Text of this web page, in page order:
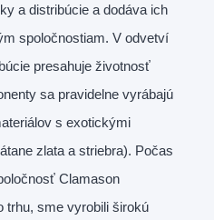
a distribúcie a dodáva ich
spoločnostiam. V odvetví
presahuje životnosť
sa pravidelne vyrábajú
s exotickými
zlata a striebra). Počas
Clamason
trhu, sme vyrobili širokú